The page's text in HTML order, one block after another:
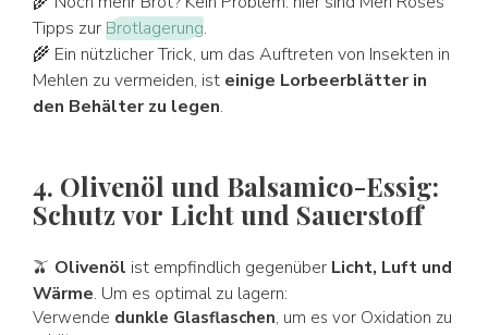
Tipps zurBrotlagerung.
🌾 Ein nützlicher Trick, um das Auftreten von Insekten in
Mehlen zu vermeiden, ist einige Lorbeerblätter in
den Behälter zu legen.
4. Olivenöl und Balsamico-Essig:
Schutz vor Licht und Sauerstoff
🫒 Olivenöl ist empfindlich gegenüber Licht, Luft und
Wärme. Um es optimal zu lagern:
Verwende dunkle Glasflaschen, um es vor Oxidation zu